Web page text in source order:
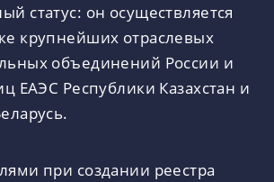
статус: он осуществляется
крупнейших отраслевых
объединений России и
ЕАЭС Республики Казахстан и
при создании реестра